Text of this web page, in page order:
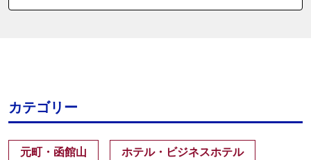
カテゴリー
元町・函館山 ホテル・ビジネスホテル